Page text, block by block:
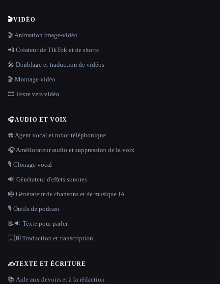
🎬VIDÉO
🎬 Animation image-vidéo
📲 Créateur de TikTok et de shorts
🎤 Doublage et traduction de vidéos
🎬 Montage vidéo
🎞️ Texte vers vidéo
🎧AUDIO ET VOIX
☎️ Agent vocal et robot téléphonique
🎧 Améliorateur audio et suppression de la voix
🎙️ Clonage vocal
🔊 Générateur d'effets sonores
🎼 Générateur de chansons et de musique IA
🎙️ Outils de podcast
📝🔉 Texte pour parler
🇺🇳 Traduction et transcription
✍️TEXTE ET ÉCRITURE
📚 Aide aux devoirs et à la rédaction